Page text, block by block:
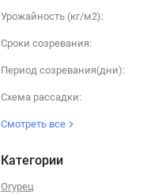
Урожайность (кг/м2):
Сроки созревания:
Период созревания(дни):
Схема рассадки:
Смотреть все
Категории
Огурец